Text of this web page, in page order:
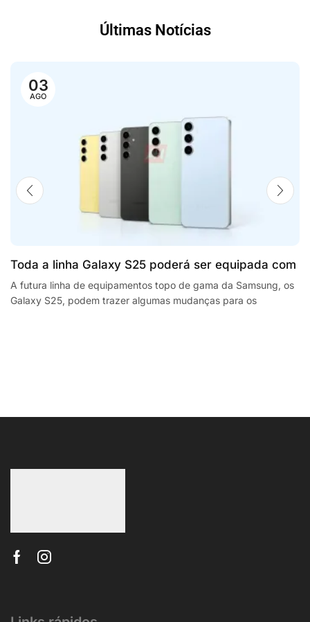
Últimas Notícias
03
AGO
Toda a linha Galaxy S25 poderá ser equipada com
processadores SnapdragonSegway Ninebot E2,
F2 Plus, and MaxG2 e-scooters review
A futura linha de equipamentos topo de gama da Samsung, os
Galaxy S25, podem trazer algumas mudanças para os